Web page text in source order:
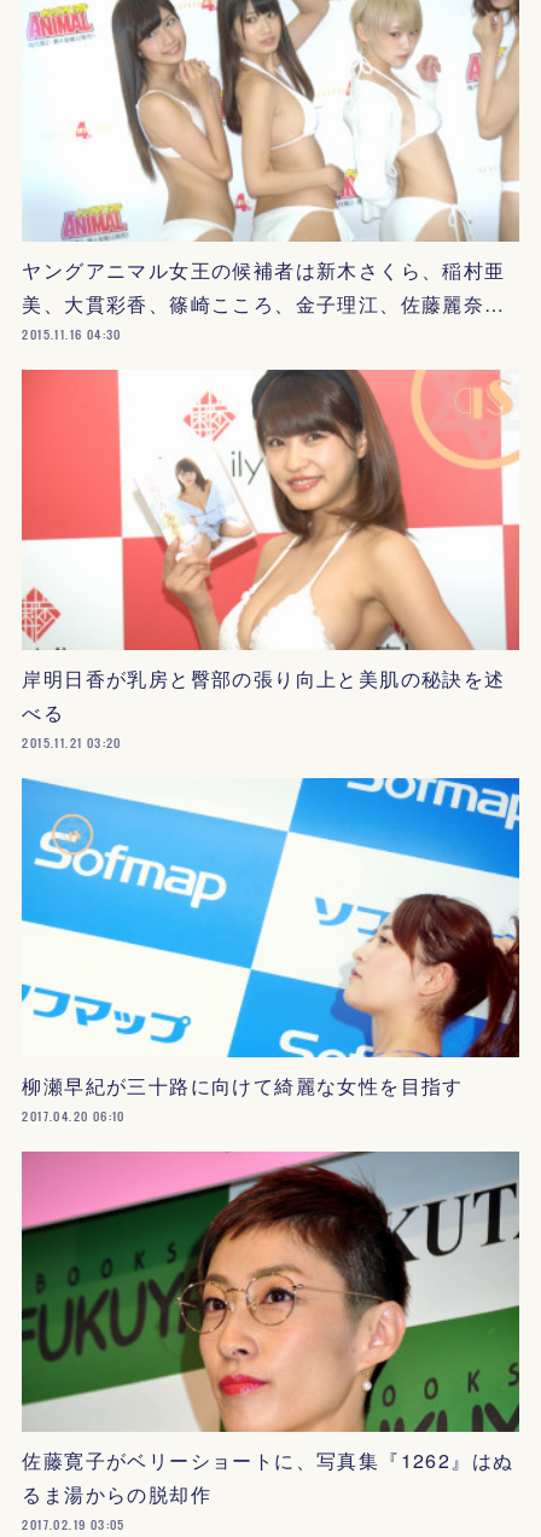
ヤングアニマル女王の候補者は新木さくら、稲村亜
美、大貫彩香、篠崎こころ、金子理江、佐藤麗奈…
2015.11.16 04:30
岸明日香が乳房と臀部の張り向上と美肌の秘訣を述
べる
2015.11.21 03:20
柳瀬早紀が三十路に向けて綺麗な女性を目指す
2017.04.20 06:10
佐藤寛子がベリーショートに、写真集『1262』はぬ
るま湯からの脱却作
2017.02.19 03:05